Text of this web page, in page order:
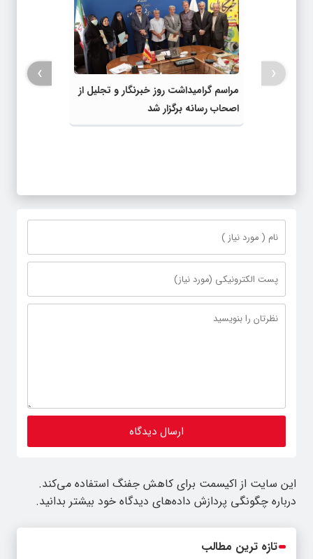
مراسم گرامیداشت روز خبرنگار و تجلیل از
اصحاب رسانه برگزار شد
‹
›
این سایت از اکیسمت برای کاهش جفنگ استفاده می‌کند.
درباره چگونگی پردازش داده‌های دیدگاه خود بیشتر بدانید.
تازه ترین مطالب